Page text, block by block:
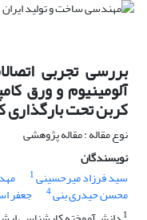
آلومینیوم و ورق
کربن تحت
نوع مقاله : مقاله پژوهشی
نویسندگان
سید فرزاد میرحسینی1
محسن حیدری بنی4 جعفر
1